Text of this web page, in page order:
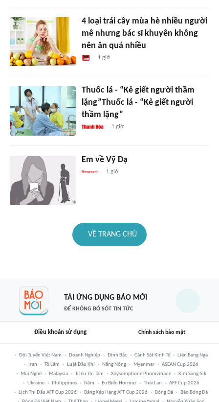
4 loại trái cây mùa hè nhiều người
mê nhưng bác sĩ khuyên không
nên ăn quá nhiều
1 giờ
Thuốc lá - “Kẻ giết người thầm
lặng”Thuốc lá - “Kẻ giết người
thầm lặng”
1 giờ
Em về Vỹ Dạ
1 giờ
VỀ TRANG CHỦ
TẢI ỨNG DỤNG BÁO MỚI
ĐỂ KHÔNG BỎ SÓT TIN TỨC
Điều khoản sử dụng Chính sách bảo mật
Đội Tuyển Việt Nam Doanh Nghiệp Đình Bắc Cảnh Sát Kinh Tế
Liên Bang Nga
Iran
Tô Lâm Luật Dầu Khí Nắng Nóng Myanmar
ASEAN Cup 2026
Mũi Nghê
Malaysia Triệu Thị Tâm Xaysomphone Phomvihane
Kim Sang-Sik
Ukraine
Philippines Năm Eo Biển Hormuz Thái Lan
AFF Cup 2026
Lịch Thi Đấu AFF Cup 2026
Bảng Xếp Hạng AFF Cup 2026 Bóng Đá
Báo Bóng Đá